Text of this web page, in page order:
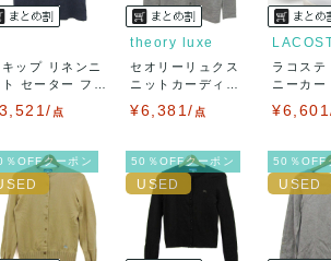
ルを避けるため、神経質な方や完璧な商
御購入をお控えください。
注意をはらっておりますが、何かござい
記載前に必ずコメント欄よりご連絡お願
きることがあれば、誠意をもって対応致
キップ リネンニ
ト セーター フレ
点
theory luxe
セオリーリュクス
ニットカーディガ
¥6,381/ 点
ラコステ
ニーカ
％OFFクーポン 50％OFFクーポン 50％OFF